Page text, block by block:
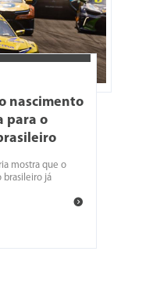
nascimento
para o
mostra que o
já